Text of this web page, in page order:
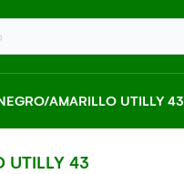
AMARILLO UTILLY 43
UTILLY 43